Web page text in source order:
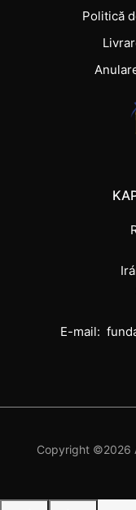
Politică
E-mail:
Copyright ©2026